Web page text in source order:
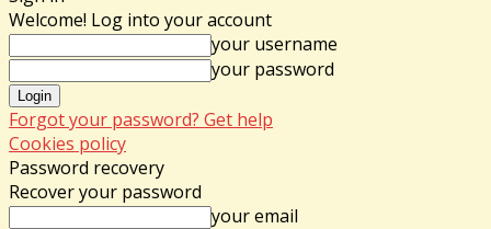
Welcome! Log into your account
your username
your password
Forgot your password? Get help
Cookies policy
Password recovery
Recover your password
your email